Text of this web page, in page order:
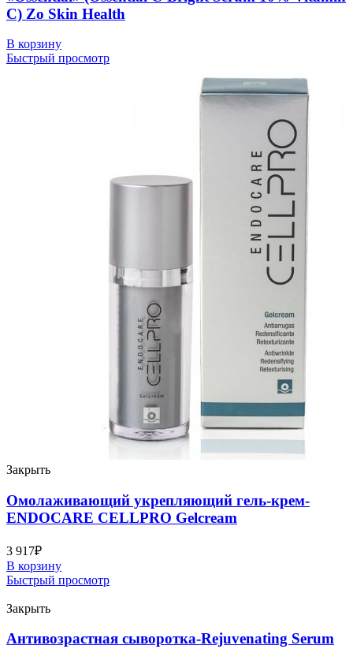
C) Zo Skin Health
В корзину
Быстрый просмотр
Закрыть
Омолаживающий укрепляющий гель-крем-
ENDOCARE CELLPRO Gelcream
3 917₽
В корзину
Быстрый просмотр
Закрыть
Антивозрастная сыворотка-Rejuvenating Serum